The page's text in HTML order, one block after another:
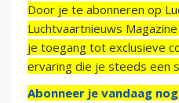
Door je te abonneren op
Luchtvaartnieuws
je toegang tot exclusieve
ervaring die je steeds een
Abonneer je vandaag